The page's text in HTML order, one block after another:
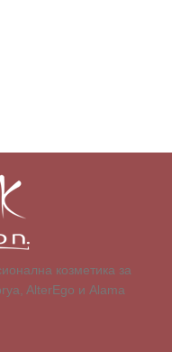
козметика за
AlterEgo и Alama